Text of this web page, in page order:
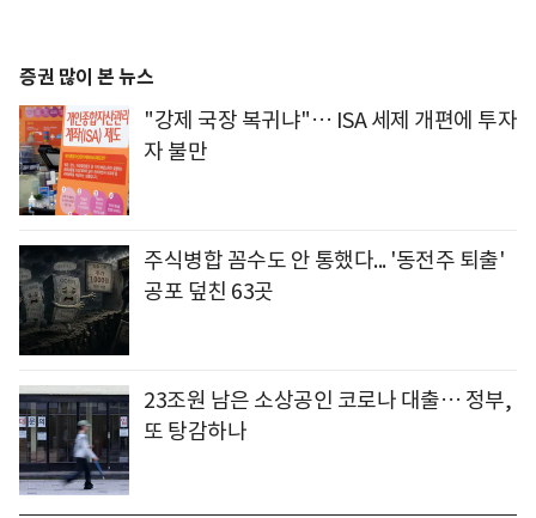
증권 많이 본 뉴스
"강제 국장 복귀냐"… ISA 세제 개편에 투자
자 불만
주식병합 꼼수도 안 통했다... '동전주 퇴출'
공포 덮친 63곳
23조원 남은 소상공인 코로나 대출… 정부,
또 탕감하나